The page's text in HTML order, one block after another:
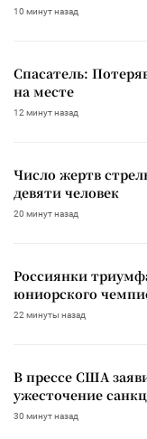
10 минут назад
Спасатель:
на месте
12 минут назад
Число жертв
девяти человек
20 минут назад
Россиянки
юниорского
22 минуты назад
В прессе США
ужесточение
30 минут назад